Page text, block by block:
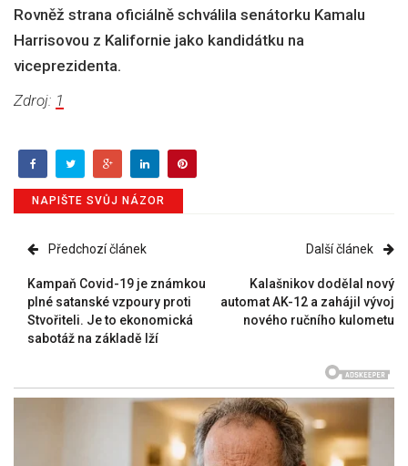
Rovněž strana oficiálně schválila senátorku Kamalu
Harrisovou z Kalifornie jako kandidátku na
viceprezidenta.
Zdroj: 1
NAPIŠTE SVŮJ NÁZOR
Předchozí článek
Kampaň Covid-19 je známkou
plné satanské vzpoury proti
Stvořiteli. Je to ekonomická
sabotáž na základě lží
Další článek
Kalašnikov dodělal nový
automat AK-12 a zahájil vývoj
nového ručního kulometu